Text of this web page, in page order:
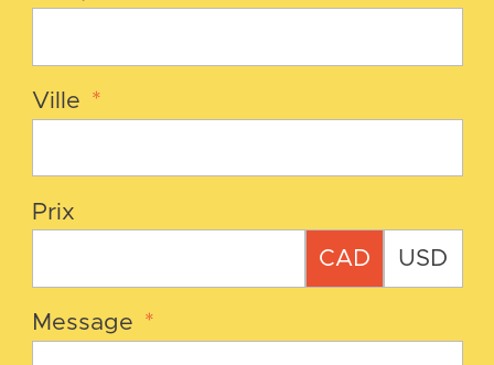
Ville *
Prix
CAD USD
Message *